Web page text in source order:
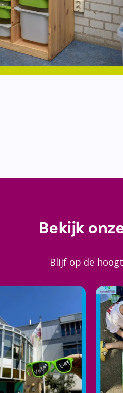
Bekijk
Blijf op de